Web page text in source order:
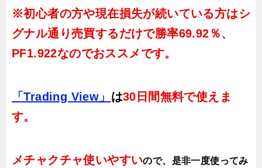
※初心者の方や現在損失が続いている方はシ
グナル通り売買するだけで勝率69.92％、
PF1.922なのでおススメです。
「Trading View」 は30日間無料で使えま
す。
メチャクチャ使いやすいので、 是非一度使ってみ